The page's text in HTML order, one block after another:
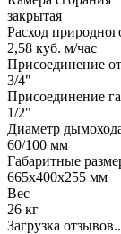
закрытая
Расход
2,58 куб. м/час
Присоединение
3/4"
Присоединение
1/2"
Диаметр
60/100 мм
Габаритные
665х400х255 мм
Вес
26 кг
Загрузка